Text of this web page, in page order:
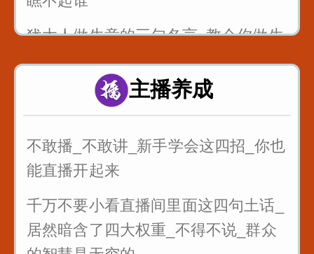
犹太人做生意的三句名言_教会你做生
意
最狠的五句话让你瞬间成长
主播养成
不敢播_不敢讲_新手学会这四招_你也
能直播开起来
千万不要小看直播间里面这四句土话_
居然暗含了四大权重_不得不说_群众